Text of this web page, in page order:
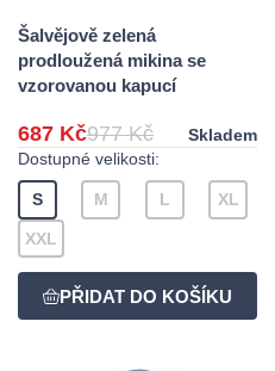
Šalvějově zelená
prodloužená mikina se
vzorovanou kapucí
687 Kč977 Kč
Skladem
Dostupné velikosti:
S M L XL
XXL